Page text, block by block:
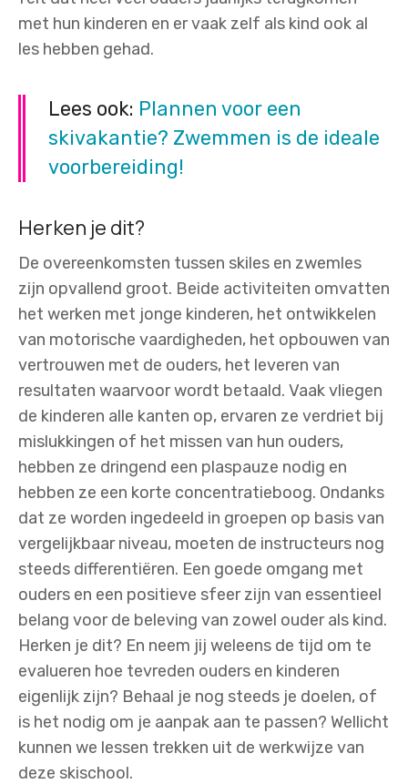
met hun kinderen en er vaak zelf als kind ook al
les hebben gehad.
Lees ook: Plannen voor een
skivakantie? Zwemmen is de ideale
voorbereiding!
Herken je dit?
De overeenkomsten tussen skiles en zwemles
zijn opvallend groot. Beide activiteiten omvatten
het werken met jonge kinderen, het ontwikkelen
van motorische vaardigheden, het opbouwen van
vertrouwen met de ouders, het leveren van
resultaten waarvoor wordt betaald. Vaak vliegen
de kinderen alle kanten op, ervaren ze verdriet bij
mislukkingen of het missen van hun ouders,
hebben ze dringend een plaspauze nodig en
hebben ze een korte concentratieboog. Ondanks
dat ze worden ingedeeld in groepen op basis van
vergelijkbaar niveau, moeten de instructeurs nog
steeds differentiëren. Een goede omgang met
ouders en een positieve sfeer zijn van essentieel
belang voor de beleving van zowel ouder als kind.
Herken je dit? En neem jij weleens de tijd om te
evalueren hoe tevreden ouders en kinderen
eigenlijk zijn? Behaal je nog steeds je doelen, of
is het nodig om je aanpak aan te passen? Wellicht
kunnen we lessen trekken uit de werkwijze van
deze skischool.